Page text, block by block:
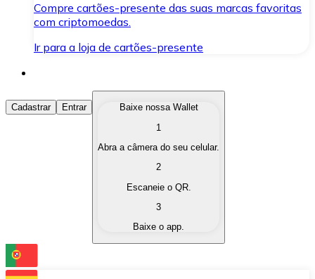
Compre cartões-presente das suas marcas favoritas
com criptomoedas.
Ir para a loja de cartões-presente
Comprar Criptomoedas
Compre as criptomoedas de seu interesse de forma
Converta suas criptomoedas em moeda fiduciária
Troque uma criptomoeda por outra
Cadastrar Entrar
Baixe nossa Wallet
1
Abra a câmera do seu celular.
2
Escaneie o QR.
3
Baixe o app.